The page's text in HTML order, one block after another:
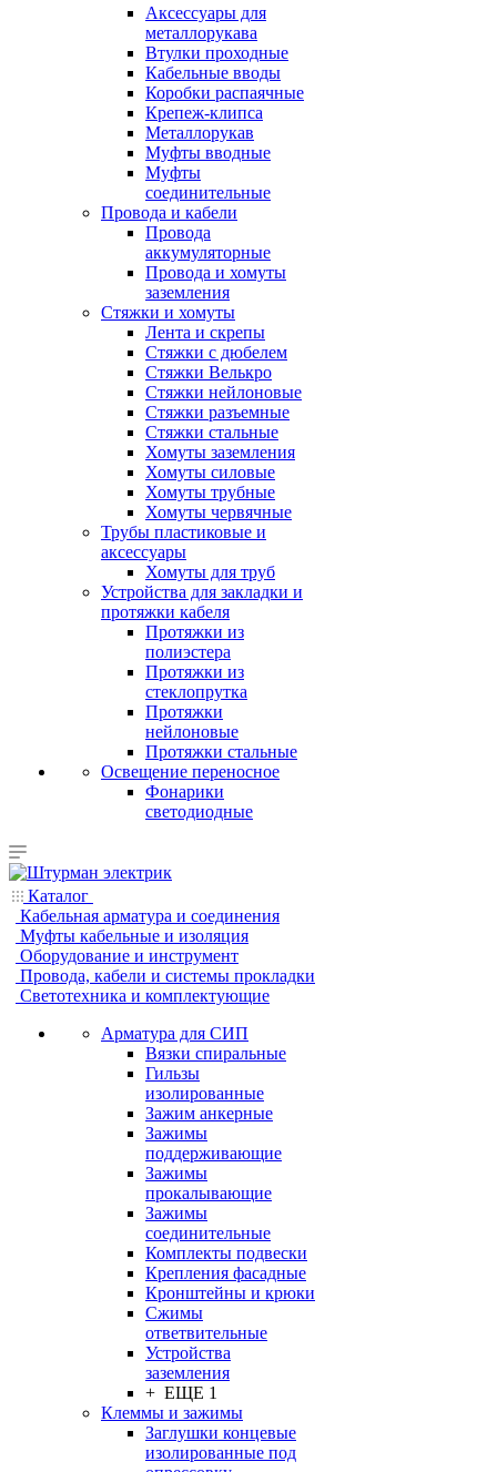
Аксессуары для
металлорукава
Втулки проходные
Кабельные вводы
Коробки распаячные
Крепеж-клипса
Металлорукав
Муфты вводные
Муфты
соединительные
Провода и кабели
Провода
аккумуляторные
Провода и хомуты
заземления
Стяжки и хомуты
Лента и скрепы
Стяжки c дюбелем
Стяжки Велькро
Стяжки нейлоновые
Стяжки разъемные
Стяжки стальные
Хомуты заземления
Хомуты силовые
Хомуты трубные
Хомуты червячные
Трубы пластиковые и
аксессуары
Хомуты для труб
Устройства для закладки и
протяжки кабеля
Протяжки из
полиэстера
Протяжки из
стеклопрутка
Протяжки
нейлоновые
Протяжки стальные
Освещение переносное
Фонарики
светодиодные
Каталог
Кабельная арматура и соединения
Муфты кабельные и изоляция
Оборудование и инструмент
Провода, кабели и системы прокладки
Светотехника и комплектующие
Арматура для СИП
Вязки спиральные
Гильзы
изолированные
Зажим анкерные
Зажимы
поддерживающие
Зажимы
прокалывающие
Зажимы
соединительные
Комплекты подвески
Крепления фасадные
Кронштейны и крюки
Сжимы
ответвительные
Устройства
заземления
+ ЕЩЕ 1
Клеммы и зажимы
Заглушки концевые
изолированные под